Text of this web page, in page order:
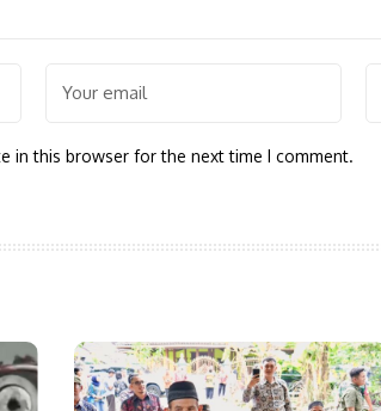
in this browser for the next time I comment.